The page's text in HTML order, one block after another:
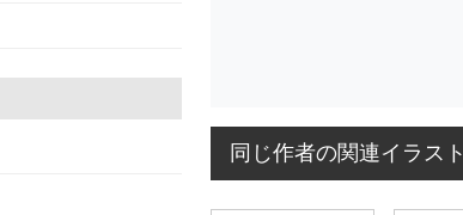
同じ作者の関連イラスト